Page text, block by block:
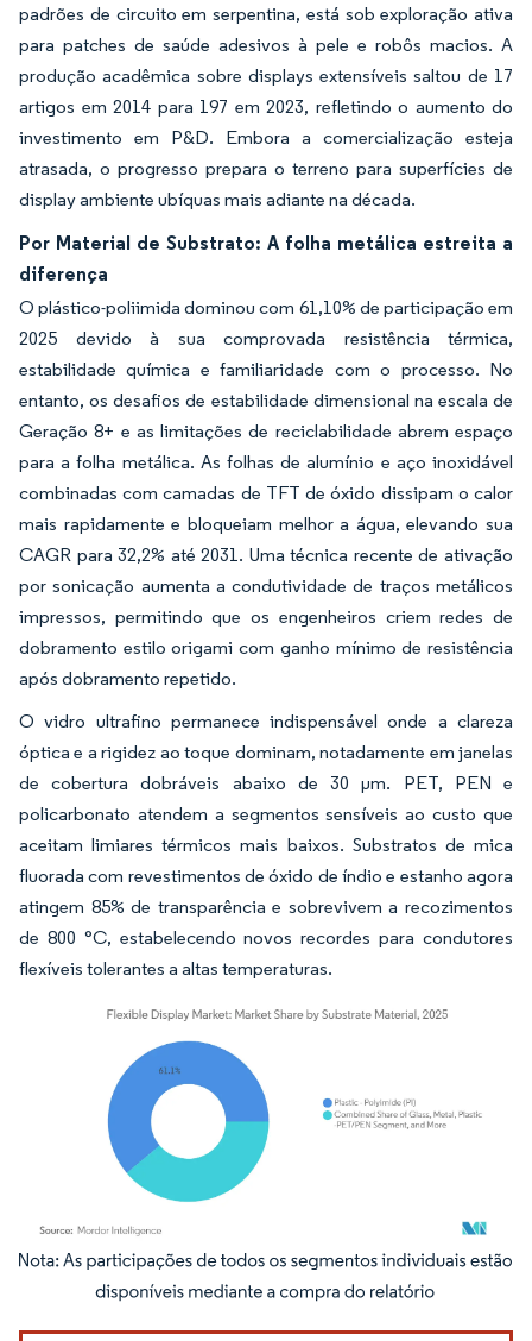
padrões de circuito em serpentina, está sob exploração ativa
para patches de saúde adesivos à pele e robôs macios. A
produção acadêmica sobre displays extensíveis saltou de 17
artigos em 2014 para 197 em 2023, refletindo o aumento do
investimento em P&D. Embora a comercialização esteja
atrasada, o progresso prepara o terreno para superfícies de
display ambiente ubíquas mais adiante na década.
Por Material de Substrato: A folha metálica estreita a
diferença
O plástico-poliimida dominou com 61,10% de participação em
2025 devido à sua comprovada resistência térmica,
estabilidade química e familiaridade com o processo. No
entanto, os desafios de estabilidade dimensional na escala de
Geração 8+ e as limitações de reciclabilidade abrem espaço
para a folha metálica. As folhas de alumínio e aço inoxidável
combinadas com camadas de TFT de óxido dissipam o calor
mais rapidamente e bloqueiam melhor a água, elevando sua
CAGR para 32,2% até 2031. Uma técnica recente de ativação
por sonicação aumenta a condutividade de traços metálicos
impressos, permitindo que os engenheiros criem redes de
dobramento estilo origami com ganho mínimo de resistência
após dobramento repetido.
O vidro ultrafino permanece indispensável onde a clareza
óptica e a rigidez ao toque dominam, notadamente em janelas
de cobertura dobráveis abaixo de 30 µm. PET, PEN e
policarbonato atendem a segmentos sensíveis ao custo que
aceitam limiares térmicos mais baixos. Substratos de mica
fluorada com revestimentos de óxido de índio e estanho agora
atingem 85% de transparência e sobrevivem a recozimentos
de 800 °C, estabelecendo novos recordes para condutores
flexíveis tolerantes a altas temperaturas.
Imagem © Mordor Intelligence. O reuso requer atribuição conforme CC BY 4.0.